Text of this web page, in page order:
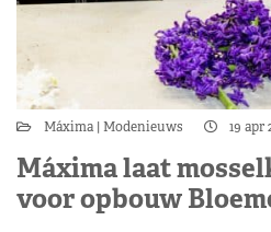
Máxima Modenieuws 19 apr
Máxima laat
voor opbouw